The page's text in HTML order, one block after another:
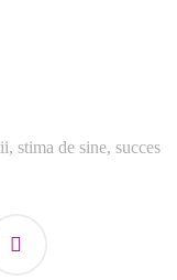
, stima de sine, succes